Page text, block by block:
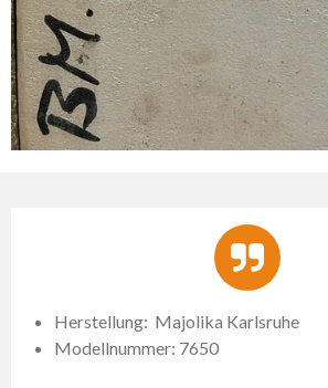
Herstellung: Majolika Karlsruhe
Modellnummer: 7650